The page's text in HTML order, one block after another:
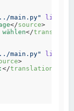
main.py" line
</source>
wählen</
main.py" line
>
</translation